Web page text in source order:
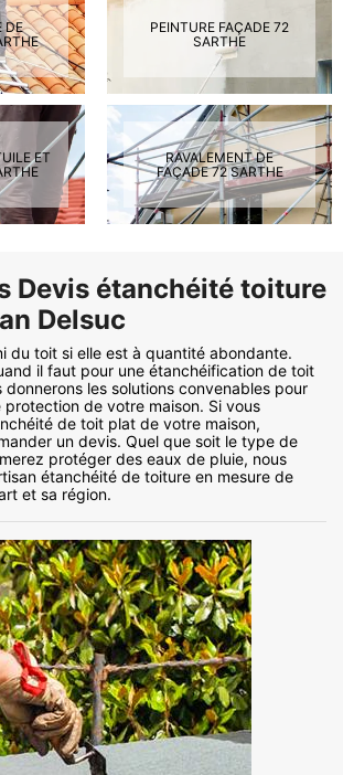
DE
PEINTURE FAÇADE 72
SARTHE
ET
RAVALEMENT DE
FAÇADE 72 SARTHE
Devis étanchéité toiture
Delsuc
du toit si elle est à quantité abondante.
il faut pour une étanchéification de toit
donnerons les solutions convenables pour
protection de votre maison. Si vous
de toit plat de votre maison,
un devis. Quel que soit le type de
protéger des eaux de pluie, nous
étanchéité de toiture en mesure de
et sa région.